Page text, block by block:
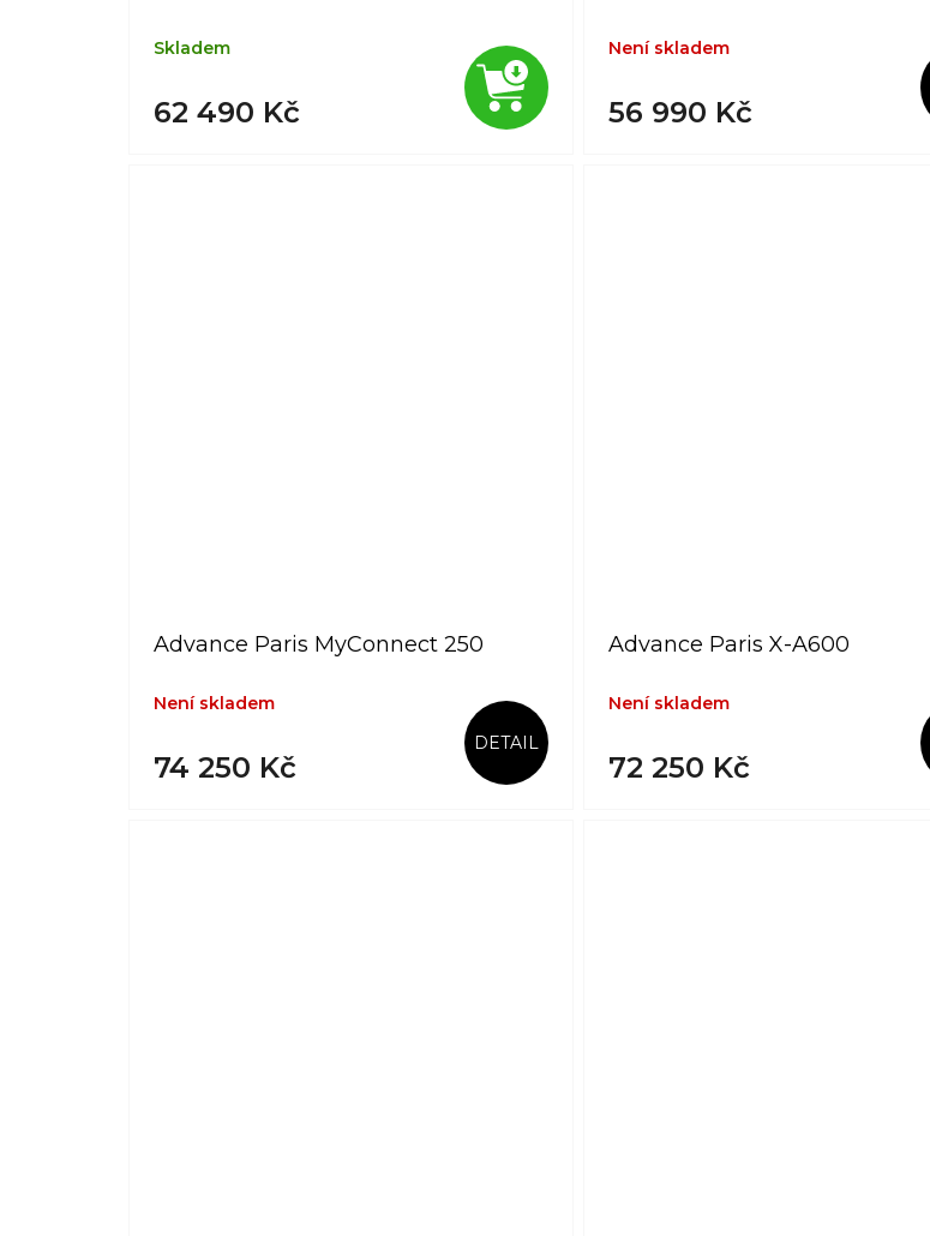
Skladem
62 490 Kč
Není skladem
56 990 Kč
Advance Paris MyConnect 250
Není skladem
74 250 Kč
DETAIL
Advance Paris X-A600
Není skladem
72 250 Kč